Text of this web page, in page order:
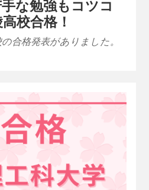
手な勉強もコツコ
校合格！
合格発表がありました。